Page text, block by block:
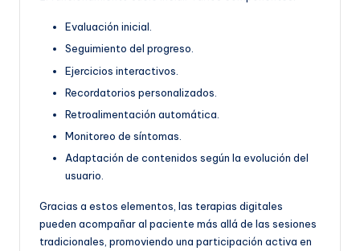
Evaluación inicial.
Seguimiento del progreso.
Ejercicios interactivos.
Recordatorios personalizados.
Retroalimentación automática.
Monitoreo de síntomas.
Adaptación de contenidos según la evolución del
usuario.
Gracias a estos elementos, las terapias digitales
pueden acompañar al paciente más allá de las sesiones
tradicionales, promoviendo una participación activa en